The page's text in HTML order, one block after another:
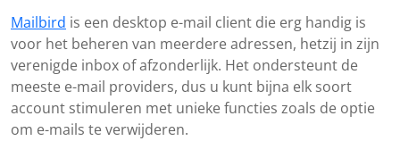
Mailbird is een desktop e-mail client die erg handig is
voor het beheren van meerdere adressen, hetzij in zijn
verenigde inbox of afzonderlijk. Het ondersteunt de
meeste e-mail providers, dus u kunt bijna elk soort
account stimuleren met unieke functies zoals de optie
om e-mails te verwijderen.